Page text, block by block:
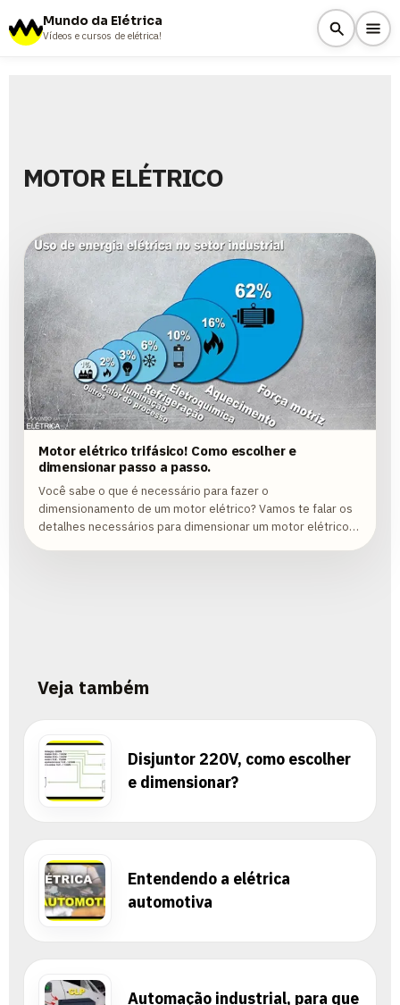
Mundo da Elétrica
Vídeos e cursos de elétrica!
MOTOR ELÉTRICO
Motor elétrico trifásico! Como escolher e
dimensionar passo a passo.
Você sabe o que é necessário para fazer o
dimensionamento de um motor elétrico? Vamos te falar os
detalhes necessários para dimensionar um motor elétrico
corretamente!
Veja também
Disjuntor 220V, como escolher
e dimensionar?
Entendendo a elétrica
automotiva
Automação industrial, para que